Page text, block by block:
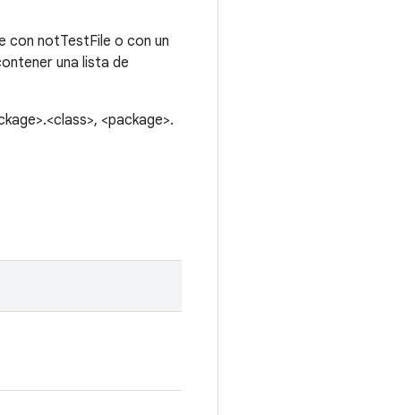
con notTestFile o con un
una lista de
<package>.